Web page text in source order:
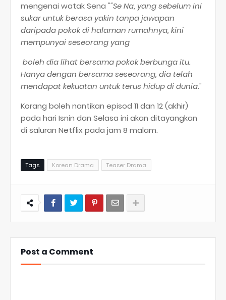
mengenai watak Sena ""Se Na, yang sebelum ini
sukar untuk berasa yakin tanpa jawapan
daripada pokok di halaman rumahnya, kini
mempunyai seseorang yang
boleh dia lihat bersama pokok berbunga itu.
Hanya dengan bersama seseorang, dia telah
mendapat kekuatan untuk terus hidup di dunia."
Korang boleh nantikan episod 11 dan 12 (akhir)
pada hari Isnin dan Selasa ini akan ditayangkan
di saluran Netflix pada jam 8 malam.
Tags Korean Drama Teaser Drama
Post a Comment